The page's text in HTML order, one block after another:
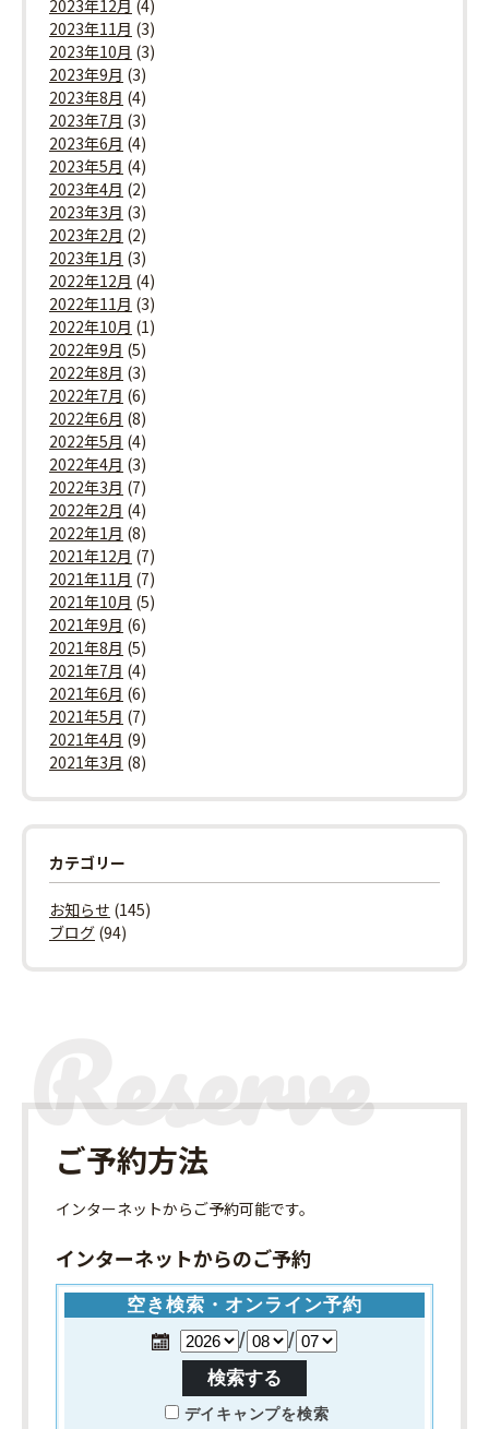
2023年12月 (4)
2023年11月 (3)
2023年10月 (3)
2023年9月 (3)
2023年8月 (4)
2023年7月 (3)
2023年6月 (4)
2023年5月 (4)
2023年4月 (2)
2023年3月 (3)
2023年2月 (2)
2023年1月 (3)
2022年12月 (4)
2022年11月 (3)
2022年10月 (1)
2022年9月 (5)
2022年8月 (3)
2022年7月 (6)
2022年6月 (8)
2022年5月 (4)
2022年4月 (3)
2022年3月 (7)
2022年2月 (4)
2022年1月 (8)
2021年12月 (7)
2021年11月 (7)
2021年10月 (5)
2021年9月 (6)
2021年8月 (5)
2021年7月 (4)
2021年6月 (6)
2021年5月 (7)
2021年4月 (9)
2021年3月 (8)
カテゴリー
お知らせ (145)
ブログ (94)
ご予約方法
インターネットからご予約可能です。
インターネットからのご予約